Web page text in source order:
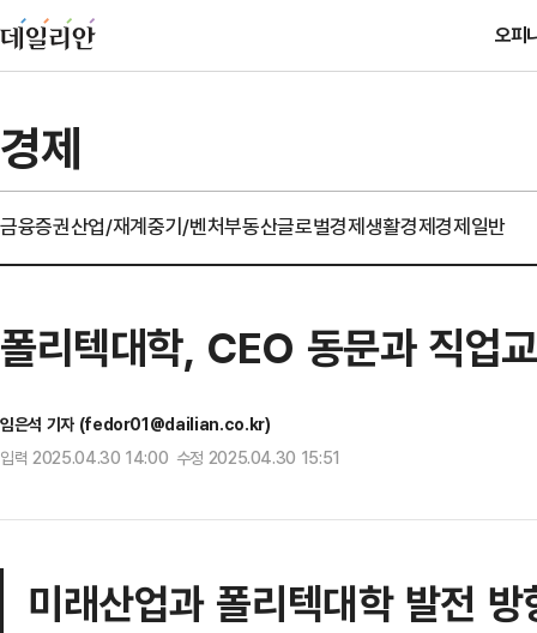
오피
경제
금융증권산업/재계중기/벤처부동산글로벌경제생활경제경제일반
폴리텍대학, CEO 동문과 직업
임은석 기자 (fedor01@dailian.co.kr)
입력 2025.04.30 14:00 수정 2025.04.30 15:51
미래산업과 폴리텍대학 발전